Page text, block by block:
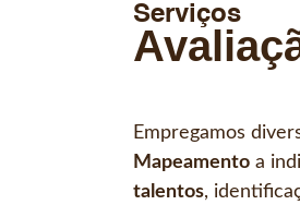
Serviços
Empregamos
Mapeamento a
talentos,